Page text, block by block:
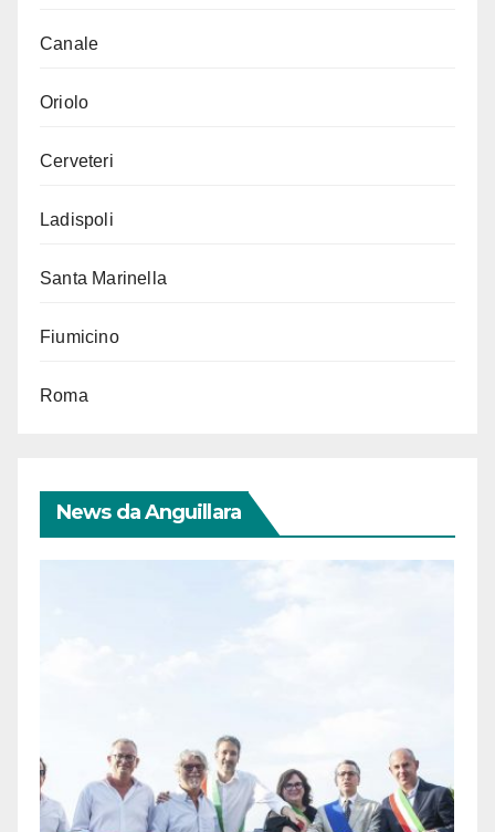
Canale
Oriolo
Cerveteri
Ladispoli
Santa Marinella
Fiumicino
Roma
News da Anguillara